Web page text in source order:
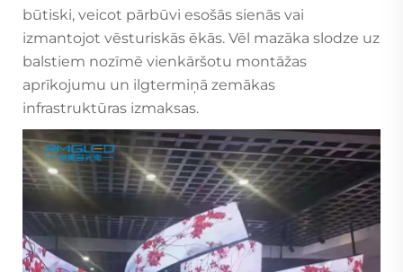
būtiski, veicot pārbūvi esošās sienās vai
izmantojot vēsturiskās ēkās. Vēl mazāka slodze uz
balstiem nozīmē vienkāršotu montāžas
aprīkojumu un ilgtermiņā zemākas
infrastruktūras izmaksas.